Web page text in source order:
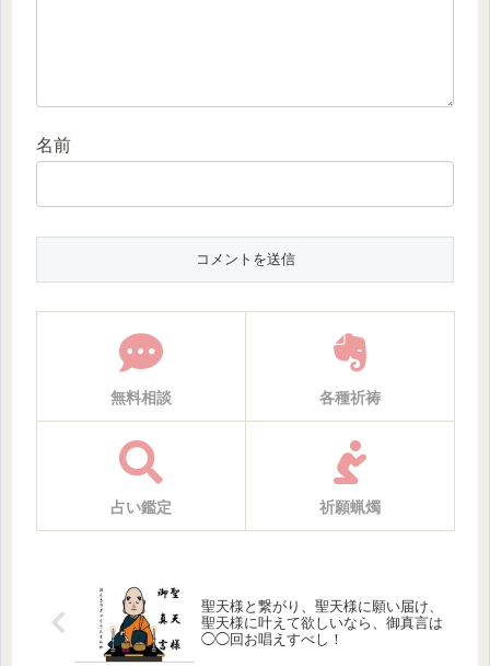
名前
無料相談 各種祈祷
占い鑑定 祈願蝋燭
聖天様と繋がり、聖天様に願い届け、
聖天様に叶えて欲しいなら、御真言は
◯◯回お唱えすべし！